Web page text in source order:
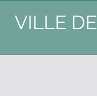
VILLE DE